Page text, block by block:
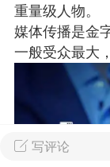
容平，顺时收
时精气
写评论
重量级人物。
媒体传播是金
一般受众最大